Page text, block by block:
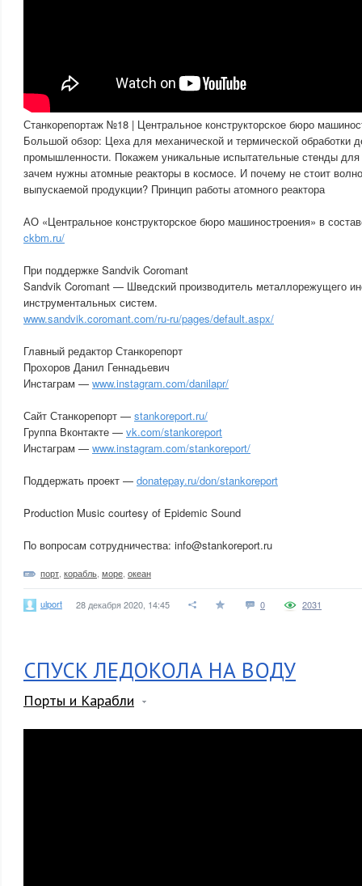
Станкорепортаж №18 | Центральное конструкторское бюро
Большой обзор: Цеха для механической и термической обработки
промышленности. Покажем уникальные испытательные стенды
зачем нужны атомные реакторы в космосе. И почему не стоит
выпускаемой продукции? Принцип работы атомного реактора
АО «Центральное конструкторское бюро машиностроения» в
ckbm.ru/
При поддержке Sandvik Coromant
Sandvik Coromant — Шведский производитель металлорежущего
инструментальных систем.
www.sandvik.coromant.com/ru-ru/pages/default.aspx/
Главный редактор Станкорепорт
Прохоров Данил Геннадьевич
Инстаграм — www.instagram.com/danilapr/
Сайт Станкорепорт — stankoreport.ru/
Группа Вконтакте — vk.com/stankoreport
Инстаграм — www.instagram.com/stankoreport/
Поддержать проект — donatepay.ru/don/stankoreport
Production Music courtesy of Epidemic Sound
По вопросам сотрудничества: info@stankoreport.ru
порт корабль море океан
ulport 28 декабря 2020, 14:45 0 2031
СПУСК ЛЕДОКОЛА НА ВОДУ
Порты и Карабли